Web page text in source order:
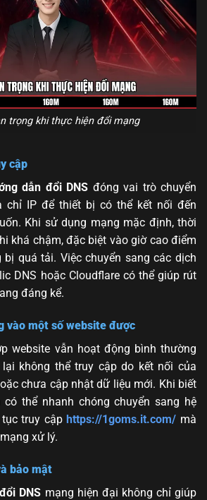
trọng khi thực hiện đổi mạng
cập
dẫn đổi DNS đóng vai trò chuyển
chỉ IP để thiết bị có thể kết nối đến
Khi sử dụng mạng mặc định, thời
khá chậm, đặc biệt vào giờ cao điểm
bị quá tải. Việc chuyển sang các dịch
DNS hoặc Cloudflare có thể giúp rút
đáng kể.
vào một số website được
website vẫn hoạt động bình thường
không thể truy cập do kết nối của
chưa cập nhật dữ liệu mới. Khi biết
có thể nhanh chóng chuyển sang hệ
tục truy cậphttps://1goms.it.com/ mà
xử lý.
bảo mật
DNS mạng hiện đại không chỉ giúp